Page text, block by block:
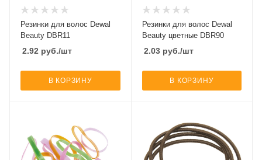
Резинки для волос Dewal
Beauty DBR11
2.92 руб./шт
В КОРЗИНУ
Резинки для волос Dewal
Beauty цветные DBR90
2.03руб./шт
В КОРЗИНУ